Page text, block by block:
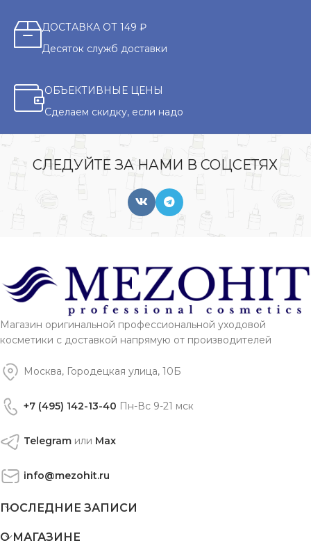
ДОСТАВКА ОТ 149 ₽
Десяток служб доставки
ОБЪЕКТИВНЫЕ ЦЕНЫ
Сделаем скидку, если надо
СЛЕДУЙТЕ ЗА НАМИ В СОЦСЕТЯХ
Магазин оригинальной профессиональной уходовой
косметики с доставкой напрямую от производителей
Москва, Городецкая улица, 10Б
+7 (495) 142-13-40 Пн-Вс 9-21 мск
Telegram или Max
info@mezohit.ru
ПОСЛЕДНИЕ ЗАПИСИ
О МАГАЗИНЕ